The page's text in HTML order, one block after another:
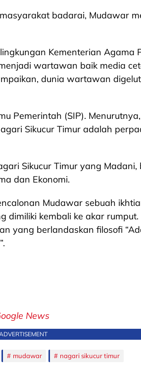
badarai, Mudawar
Kementerian Agama
wartawan baik media
dunia wartawan
Pemerintah (SIP).
Sikucur Timur adalah
Sikucur Timur yang Madani,
dan Ekonomi.
Mudawar sebuah
dimiliki kembali ke akar rumput.
yang berlandaskan filosofi
News
mudawar
nagari sikucur timur